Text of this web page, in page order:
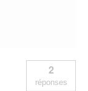
2
réponses